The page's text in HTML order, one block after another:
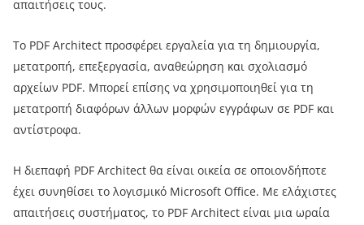
απαιτήσεις τους.
Το PDF Architect προσφέρει εργαλεία για τη δημιουργία,
μετατροπή, επεξεργασία, αναθεώρηση και σχολιασμό
αρχείων PDF. Μπορεί επίσης να χρησιμοποιηθεί για τη
μετατροπή διαφόρων άλλων μορφών εγγράφων σε PDF και
αντίστροφα.
Η διεπαφή PDF Architect θα είναι οικεία σε οποιονδήποτε
έχει συνηθίσει το λογισμικό Microsoft Office. Με ελάχιστες
απαιτήσεις συστήματος, το PDF Architect είναι μια ωραία